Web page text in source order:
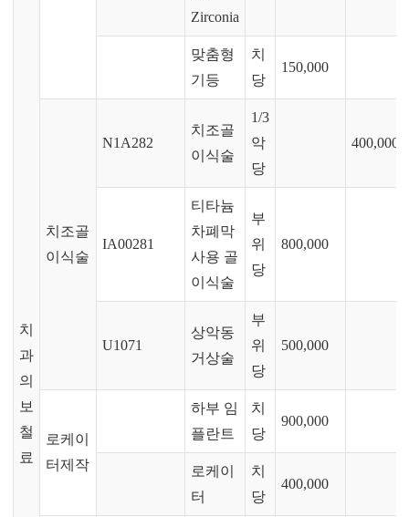
치
과
의
보
철
료
Zirconia
맞춤형
기등
치
당
150,000
치조골
이식술
N1A282
치조골
이식술
1/3
악
당
400,000
IA00281
티타늄
차폐막
사용 골
이식술
부
위
당
800,000
U1071
상악동
거상술
부
위
당
500,000
로케이
터제작
하부 임
플란트
치
당
900,000
로케이
터
치
당
400,000